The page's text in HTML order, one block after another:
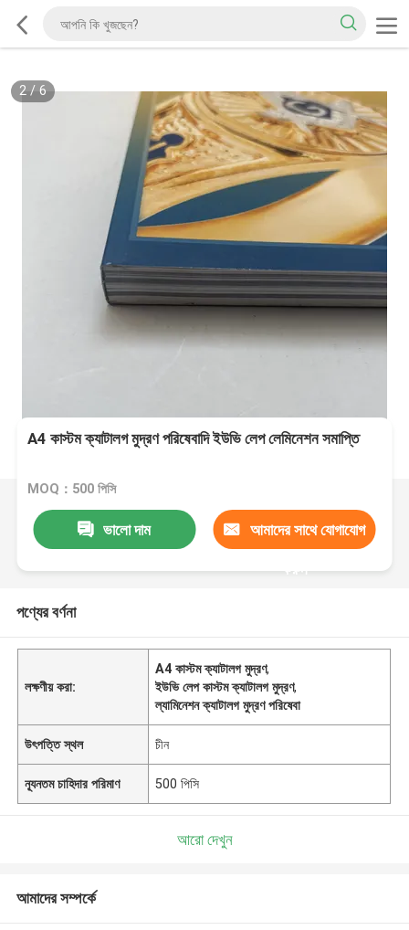
2/ 6
A4 কাস্টম ক্যাটালগ মুদ্রণ পরিষেবাদি ইউভি লেপ লেমিনেশন সমাপ্তি
MOQ：500 পিসি
ভালো দাম আমাদের সাথে যোগাযোগ
করুন
পণ্যের বর্ণনা
লক্ষণীয় করা:
A4 কাস্টম ক্যাটালগ মুদ্রণ,
ইউভি লেপ কাস্টম ক্যাটালগ মুদ্রণ,
ল্যামিনেশন ক্যাটালগ মুদ্রণ পরিষেবা
উৎপত্তি স্থল চীন
ন্যূনতম চাহিদার পরিমাণ 500 পিসি
আরো দেখুন
আমাদের সম্পর্কে